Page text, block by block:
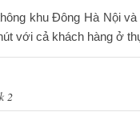
khu Đông Hà Nội
với cả khách hàng ở
2